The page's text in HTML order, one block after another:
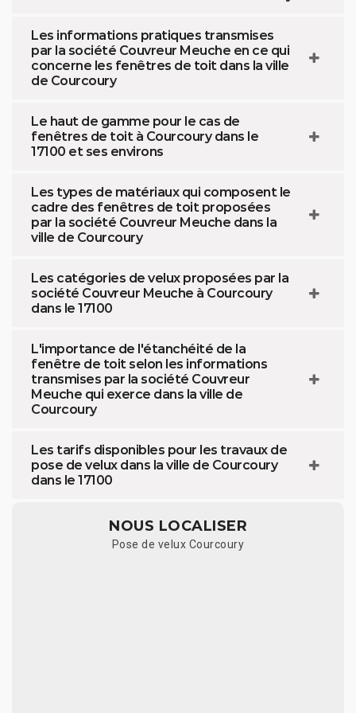
Les informations pratiques transmises
par la société Couvreur Meuche en ce qui
concerne les fenêtres de toit dans la ville
de Courcoury
Le haut de gamme pour le cas de
fenêtres de toit à Courcoury dans le
17100 et ses environs
Les types de matériaux qui composent le
cadre des fenêtres de toit proposées
par la société Couvreur Meuche dans la
ville de Courcoury
Les catégories de velux proposées par la
société Couvreur Meuche à Courcoury
dans le 17100
L'importance de l'étanchéité de la
fenêtre de toit selon les informations
transmises par la société Couvreur
Meuche qui exerce dans la ville de
Courcoury
Les tarifs disponibles pour les travaux de
pose de velux dans la ville de Courcoury
dans le 17100
NOUS LOCALISER
Pose de velux Courcoury